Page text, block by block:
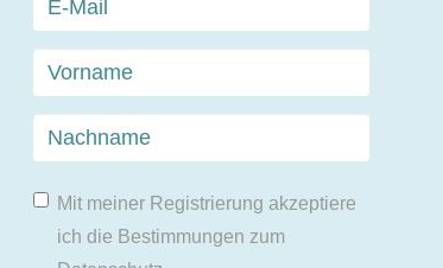
Mit meiner Registrierung akzeptiere
ich die Bestimmungen zum